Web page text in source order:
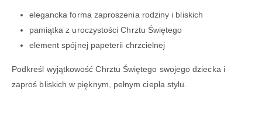
elegancka forma zaproszenia rodziny i bliskich
pamiątka z uroczystości Chrztu Świętego
element spójnej papeterii chrzcielnej
Podkreśl wyjątkowość Chrztu Świętego swojego dziecka i
zaproś bliskich w pięknym, pełnym ciepła stylu.